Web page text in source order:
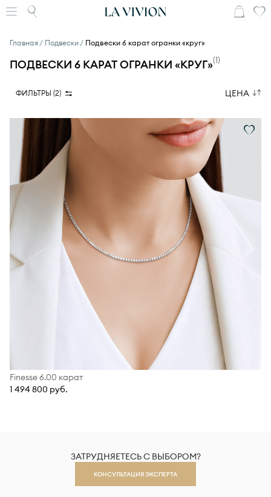
Главная Подвески Подвески 6 карат огранки «круг»
ПОДВЕСКИ 6 КАРАТ ОГРАНКИ «КРУГ»(1)
ФИЛЬТРЫ (2) ЦЕНА
Finesse 6.00 карат
1 494 800 руб.
ЗАТРУДНЯЕТЕСЬ С ВЫБОРОМ?
КОНСУЛЬТАЦИЯ ЭКСПЕРТА